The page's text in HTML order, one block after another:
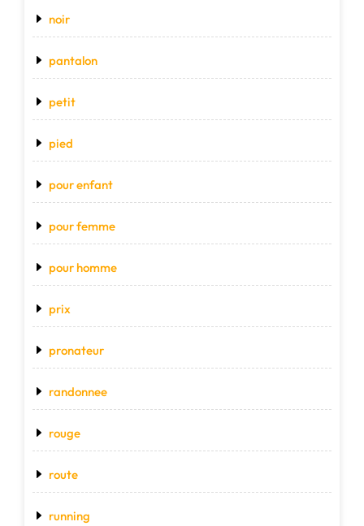
noir
pantalon
petit
pied
pour enfant
pour femme
pour homme
prix
pronateur
randonnee
rouge
route
running